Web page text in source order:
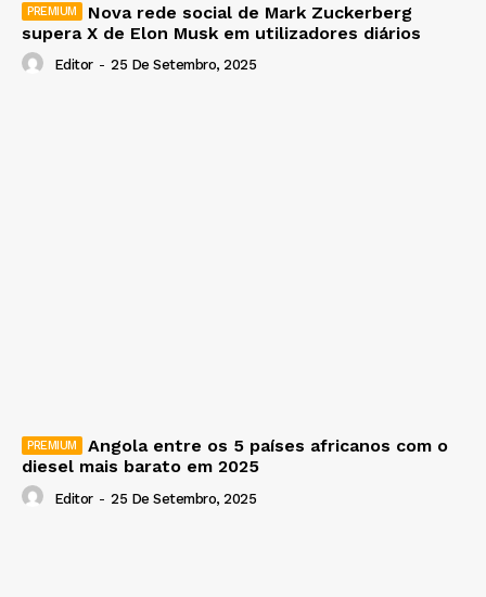
Nova rede social de Mark Zuckerberg
supera X de Elon Musk em utilizadores diários
Editor - 25 De Setembro, 2025
Angola entre os 5 países africanos com o
diesel mais barato em 2025
Editor - 25 De Setembro, 2025